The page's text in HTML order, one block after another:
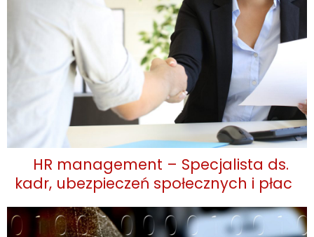
HR management – Specjalista ds.
kadr, ubezpieczeń społecznych i płac